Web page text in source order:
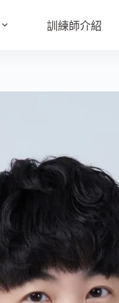
訓練師介紹